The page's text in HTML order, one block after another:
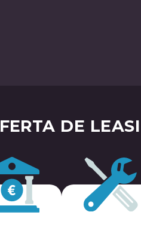
DE